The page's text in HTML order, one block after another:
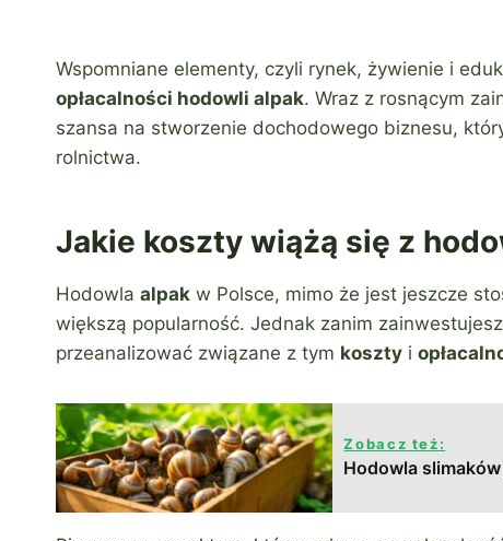
Wspomniane elementy, czyli rynek, żywienie i
opłacalności hodowli alpak. Wraz z rosnącym
szansa na stworzenie dochodowego biznesu,
rolnictwa.
Jakie koszty wiążą się z
Hodowla alpak w Polsce, mimo że jest jeszcze
większą popularność. Jednak zanim
przeanalizować związane z tym koszty i
Zobacz też:
Hodowla